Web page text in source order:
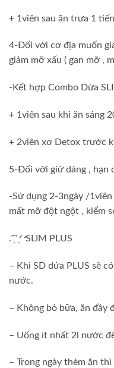
+ 1viên sau ăn trưa 1
4-Đối với cơ địa muốn
giảm mỡ xấu ( gan mỡ ,
-Kết hợp Combo Dứa
+ 1viên sau khi ăn sáng
+ 2viên xơ Detox trước
5-Đối với giữ dáng , hạn
-Sử dụng 2-3ngày /
mất mỡ đột ngột , kiểm
. ̉ ̣̂ ̛̉ ̣ ̛́ SLIM PLUS
– Khi SD dứa PLUS sẽ
nước.
– Không bỏ bữa, ăn đầy
– Uống ít nhất 2l nước
– Trong ngày thèm ăn